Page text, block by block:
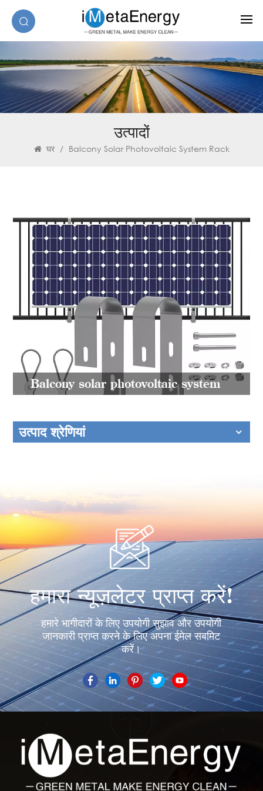
उत्पादों
घर / Balcony Solar Photovoltaic System Rack
Balcony solar photovoltaic system
उत्पाद श्रेणियां
हमारा न्यूज़लेटर प्राप्त करें!
हमारे भागीदारों के लिए उपयोगी सुझाव और उपयोगी
जानकारी प्राप्त करने के लिए अपना ईमेल सबमिट
करें।